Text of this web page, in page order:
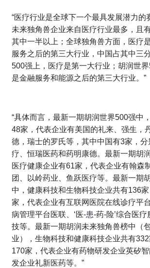
“医疗行业是全球下一个最具发展潜力的
未来独角兽企业来自医疗行业最多，且
其中一半以上；全球独角兽方面，医疗
服务之后的第三大行业，中国占其中三
500强上，医疗是第一大行业；胡润世
是金融服务和能源之后的第三大行业。”
“具体而言，最新一期胡润世界500强中
48家，代表企业有美国的礼来、强生，
德，瑞士的罗氏等，其中中国有3家，
疗、恒瑞医药和药明康德。最新一期胡
医疗健康企业有61家，代表企业有翰森
团、以岭药业、鱼跃医疗等。最新一期
中，健康科技和生物科技企业共有136
家，代表企业有互联网医院在线诊疗平
病管理平台医联、‘医-患-药-险’综合医
技等。最新一期胡润未来独角兽榜中（
业），生物科技和健康科技企业共有
170家，代表企业有药物研发企业英矽
发企业礼新医药等。”